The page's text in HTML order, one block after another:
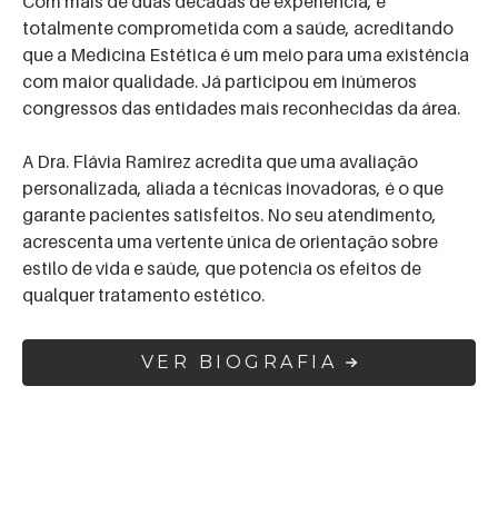
LONGEVIDADE
O Dr. António Hipólito de Aguiar veio integrar a equipa
médica de Anti-aging e Longevidade da LHR. Formado
em Medicina Estética, Antienvelhecimento e
práticas inovadoras e eficazes que permitem retardar os
sinais da idade e viver com mais saúde.
Autor de diversas obras literárias da área e membro da
organização Médicos do Mundo, tem um papel ativo na
educação e informação da população sobre
estratégias para melhorar a qualidade de vida. É com
verdadeira paixão e senso de humanismo que atende os
seus pacientes, estabelecendo relações de